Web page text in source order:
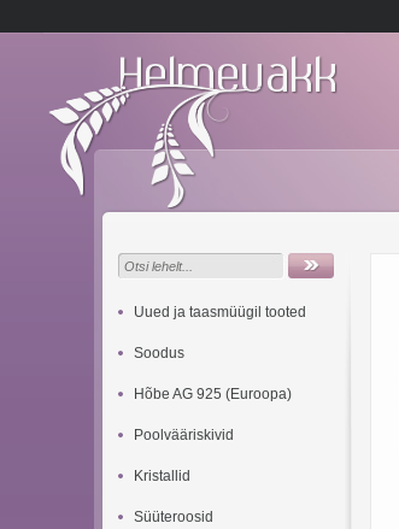
Uued ja taasmüügil tooted
Soodus
Hõbe AG 925 (Euroopa)
Poolvääriskivid
Kristallid
Süüteroosid